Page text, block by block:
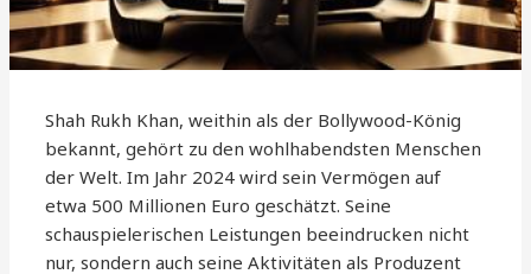
Shah Rukh Khan, weithin als der Bollywood-König
bekannt, gehört zu den wohlhabendsten Menschen
der Welt. Im Jahr 2024 wird sein Vermögen auf
etwa 500 Millionen Euro geschätzt. Seine
schauspielerischen Leistungen beeindrucken nicht
nur, sondern auch seine Aktivitäten als Produzent